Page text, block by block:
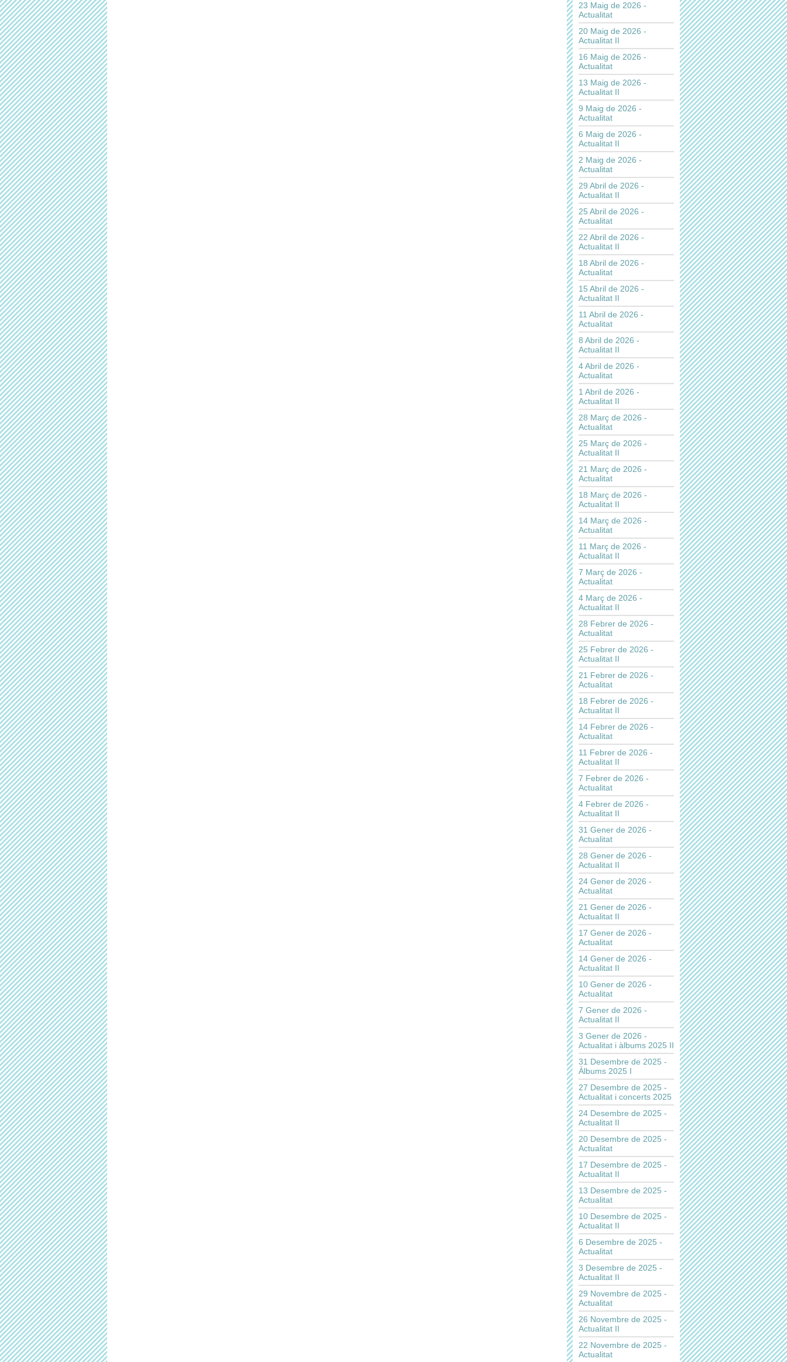
23 Maig de 2026 -
Actualitat
20 Maig de 2026 -
Actualitat II
16 Maig de 2026 -
Actualitat
13 Maig de 2026 -
Actualitat II
9 Maig de 2026 -
Actualitat
6 Maig de 2026 -
Actualitat II
2 Maig de 2026 -
Actualitat
29 Abril de 2026 -
Actualitat II
25 Abril de 2026 -
Actualitat
22 Abril de 2026 -
Actualitat II
18 Abril de 2026 -
Actualitat
15 Abril de 2026 -
Actualitat II
11 Abril de 2026 -
Actualitat
8 Abril de 2026 -
Actualitat II
4 Abril de 2026 -
Actualitat
1 Abril de 2026 -
Actualitat II
28 Març de 2026 -
Actualitat
25 Març de 2026 -
Actualitat II
21 Març de 2026 -
Actualitat
18 Març de 2026 -
Actualitat II
14 Març de 2026 -
Actualitat
11 Març de 2026 -
Actualitat II
7 Març de 2026 -
Actualitat
4 Març de 2026 -
Actualitat II
28 Febrer de 2026 -
Actualitat
25 Febrer de 2026 -
Actualitat II
21 Febrer de 2026 -
Actualitat
18 Febrer de 2026 -
Actualitat II
14 Febrer de 2026 -
Actualitat
11 Febrer de 2026 -
Actualitat II
7 Febrer de 2026 -
Actualitat
4 Febrer de 2026 -
Actualitat II
31 Gener de 2026 -
Actualitat
28 Gener de 2026 -
Actualitat II
24 Gener de 2026 -
Actualitat
21 Gener de 2026 -
Actualitat II
17 Gener de 2026 -
Actualitat
14 Gener de 2026 -
Actualitat II
10 Gener de 2026 -
Actualitat
7 Gener de 2026 -
Actualitat II
3 Gener de 2026 -
Actualitat i àlbums 2025 II
31 Desembre de 2025 -
Àlbums 2025 I
27 Desembre de 2025 -
Actualitat i concerts 2025
24 Desembre de 2025 -
Actualitat II
20 Desembre de 2025 -
Actualitat
17 Desembre de 2025 -
Actualitat II
13 Desembre de 2025 -
Actualitat
10 Desembre de 2025 -
Actualitat II
6 Desembre de 2025 -
Actualitat
3 Desembre de 2025 -
Actualitat II
29 Novembre de 2025 -
Actualitat
26 Novembre de 2025 -
Actualitat II
22 Novembre de 2025 -
Actualitat